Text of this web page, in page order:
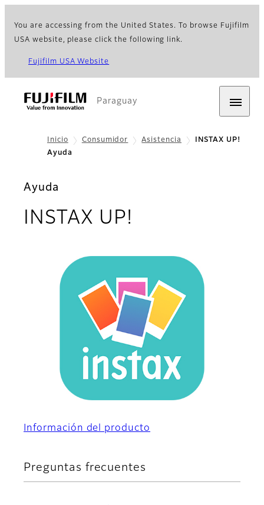
You are accessing from the United States. To browse Fujifilm
USA website, please click the following link.
Fujifilm USA Website
Paraguay
Inicio Consumidor Asistencia
INSTAX UP!
Ayuda
Ayuda
INSTAX UP!
Información del producto
Preguntas frecuentes